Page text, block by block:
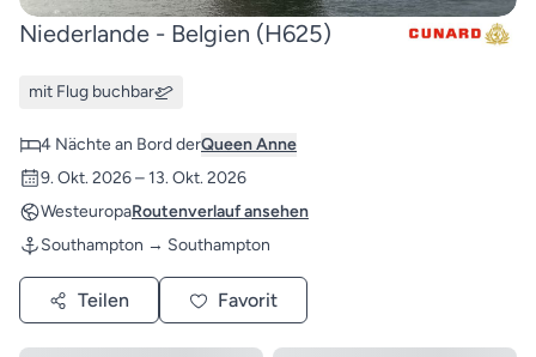
Niederlande - Belgien (H625)
mit Flug buchbar
4 Nächte an Bord derQueen Anne
9. Okt. 2026 – 13. Okt. 2026
WesteuropaRoutenverlauf ansehen
Southampton → Southampton
Teilen Favorit